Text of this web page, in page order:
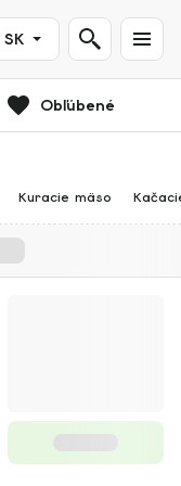
SK
Obľúbené
Kuracie mäso